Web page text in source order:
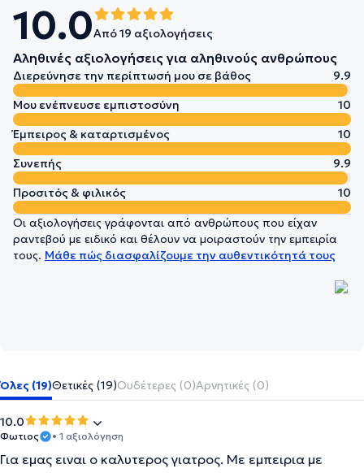
10.0Από 19 αξιολογήσεις
Αληθινές αξιολογήσεις για αληθινούς ανθρώπους
Διερεύνησε την περίπτωσή μου σε βάθος
9.9
Μου ενέπνευσε εμπιστοσύνη
10
Έμπειρος & καταρτισμένος
10
Συνεπής
9.9
Προσιτός & φιλικός
10
Οι αξιολογήσεις γράφονται από ανθρώπους που είχαν
ραντεβού με ειδικό και θέλουν να μοιραστούν την εμπειρία
τους. Μάθε πώς διασφαλίζουμε την αυθεντικότητά τους
Όλες (19)Θετικές (19)Ουδέτερες (0)Αρνητικές (0)
10.0
Φωτιος • 1 αξιολόγηση
Για εμας ειναι ο καλυτερος γιατρος. Με εμπειρια με